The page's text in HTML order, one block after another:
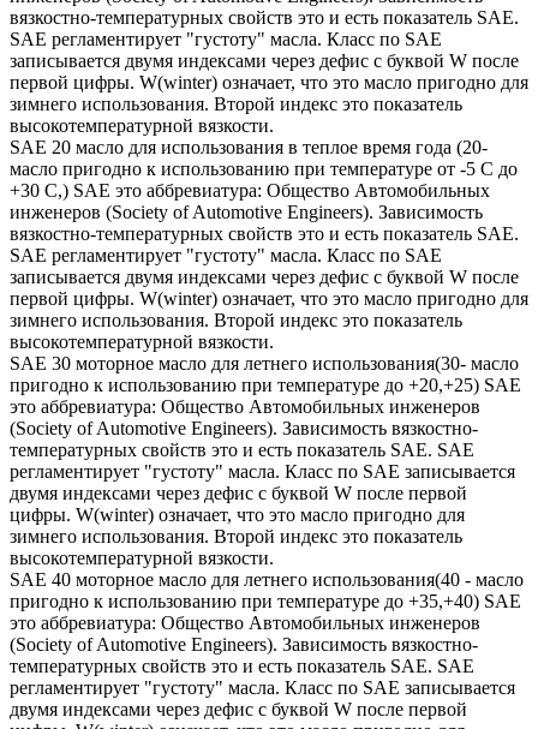
вязкостно-температурных свойств это и есть показатель SAE.
SAE регламентирует "густоту" масла. Класс по SAE
записывается двумя индексами через дефис с буквой W после
первой цифры. W(winter) означает, что это масло пригодно для
зимнего использования. Второй индекс это показатель
высокотемпературной вязкости.
SAE 20 масло для использования в теплое время года (20-
масло пригодно к использованию при температуре от -5 С до
+30 С,) SAE это аббревиатура: Общество Автомобильных
инженеров (Society of Automotive Engineers). Зависимость
вязкостно-температурных свойств это и есть показатель SAE.
SAE регламентирует "густоту" масла. Класс по SAE
записывается двумя индексами через дефис с буквой W после
первой цифры. W(winter) означает, что это масло пригодно для
зимнего использования. Второй индекс это показатель
высокотемпературной вязкости.
SAE 30 моторное масло для летнего использования(30- масло
пригодно к использованию при температуре до +20,+25) SAE
это аббревиатура: Общество Автомобильных инженеров
(Society of Automotive Engineers). Зависимость вязкостно-
температурных свойств это и есть показатель SAE. SAE
регламентирует "густоту" масла. Класс по SAE записывается
двумя индексами через дефис с буквой W после первой
цифры. W(winter) означает, что это масло пригодно для
зимнего использования. Второй индекс это показатель
высокотемпературной вязкости.
SAE 40 моторное масло для летнего использования(40 - масло
пригодно к использованию при температуре до +35,+40) SAE
это аббревиатура: Общество Автомобильных инженеров
(Society of Automotive Engineers). Зависимость вязкостно-
температурных свойств это и есть показатель SAE. SAE
регламентирует "густоту" масла. Класс по SAE записывается
двумя индексами через дефис с буквой W после первой